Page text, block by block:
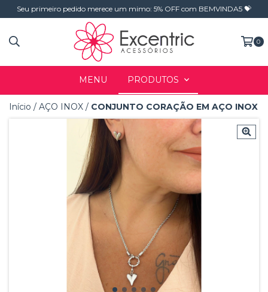
Seu primeiro pedido merece um mimo: 5% OFF com BEMVINDA5 💝
0
MENU PRODUTOS
Início / AÇO INOX / CONJUNTO CORAÇÃO EM AÇO INOX